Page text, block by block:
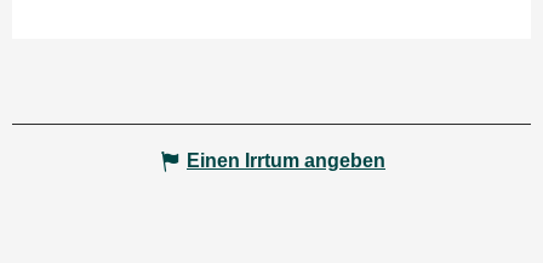
Einen Irrtum angeben